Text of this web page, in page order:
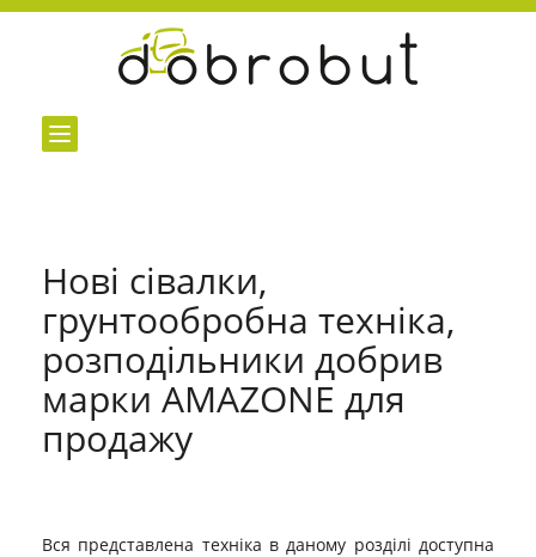
Переключение
навигации
Нові сівалки,
грунтообробна техніка,
розподільники добрив
марки AMAZONE для
продажу
Вся представлена ​​техніка в даному розділі доступна